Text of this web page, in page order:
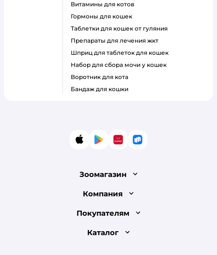
витамины для котов
гормоны для кошек
таблетки для кошек от гуляния
препараты для лечения жкт
шприц для таблеток для кошек
набор для сбора мочи у кошек
воротник для кота
бандаж для кошки
App StoreGoogle Play
AppGallery
RuStore
Зоомагазин
Лицензия
Доставка и оплата
Обмен и возврат товара
Компания
О компании
Покупателям
Бонусные карты
Каталог